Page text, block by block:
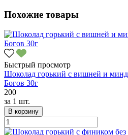
Похожие товары
Быстрый просмотр
Шоколад горький с вишней и
Богов 30г
200
за 1 шт.
В корзину